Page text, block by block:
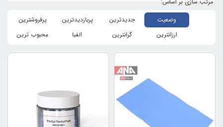
وضعیت جدیدترین پربازدیدترین
پرفروشترین
ارزانترین
گرانترین الفبا محبوب ترین